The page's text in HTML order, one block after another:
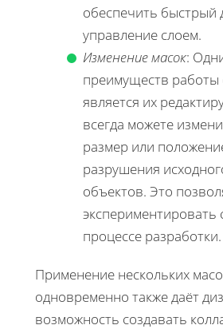
обеспечить быстрый
управление слоем.
Изменение масок:
преимуществ работы
является их
всегда можете
размер или
разрушения
объектов. Это
экспериментировать
процессе разработки.
Применение нескольких
одновременно также даёт
возможность создавать